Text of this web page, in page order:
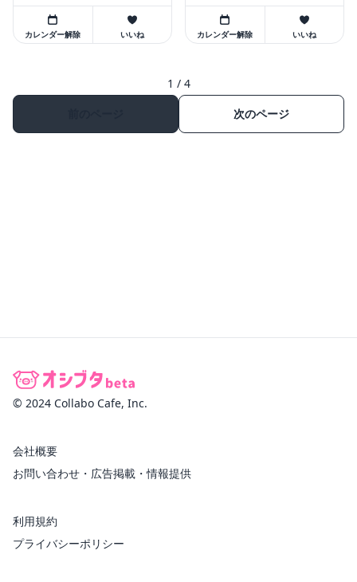
カレンダー解除 いいね カレンダー解除 いいね
1 / 4
次のページ
© 2024 Collabo Cafe, Inc.
会社概要
お問い合わせ・広告掲載・情報提供
利用規約
プライバシーポリシー